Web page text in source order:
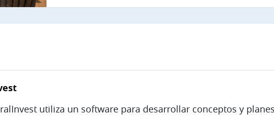
utiliza un software para desarrollar conceptos y